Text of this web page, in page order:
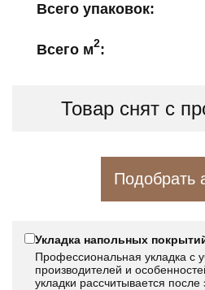
Всего упаковок:
Всего м2:
Товар снят с
Подобрать
Укладка напольных
Профессиональная укладка с
производителей и
укладки рассчитывается после